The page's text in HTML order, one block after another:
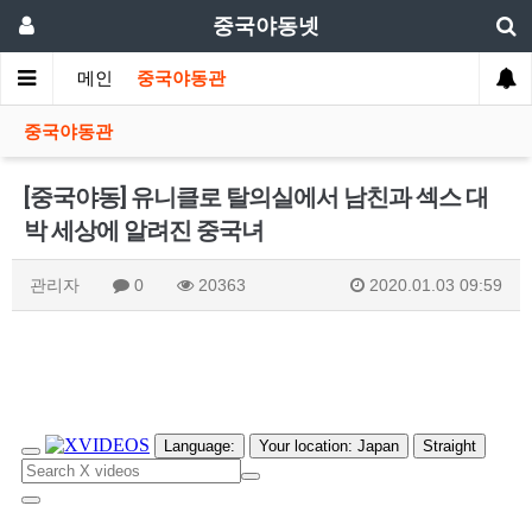
중국야동넷
메인 중국야동관
중국야동관
[중국야동] 유니클로 탈의실에서 남친과 섹스 대
박 세상에 알려진 중국녀
관리자 0 20363 2020.01.03 09:59